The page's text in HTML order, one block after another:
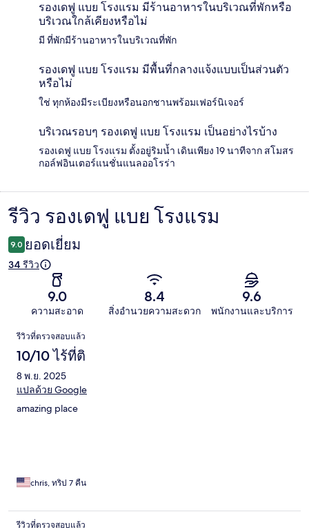
รองเดฟู แบย โรงแรม มีร้านอาหารในบริเวณที่พักหรือ
บริเวณใกล้เคียงหรือไม่
มี ที่พักมีร้านอาหารในบริเวณที่พัก
รองเดฟู แบย โรงแรม มีพื้นที่กลางแจ้งแบบเป็นส่วนตัว
หรือไม่
ใช่ ทุกห้องมีระเบียงหรือนอกชานพร้อมเฟอร์นิเจอร์
บริเวณรอบๆ รองเดฟู แบย โรงแรม เป็นอย่างไรบ้าง
รองเดฟู แบย โรงแรม ตั้งอยู่ริมน้ำ เดินเพียง 19 นาทีจาก สโมสร
กอล์ฟอินเตอร์แนชั่นแนลออโรร่า
รีวิว
รีวิว รองเดฟู แบย โรงแรม
9.0 ยอดเยี่ยม
34 รีวิว
9.0
ความสะอาด
8.4
สิ่งอำนวยความสะดวก
9.6
พนักงานและบริการ
รีวิว
รีวิวที่ตรวจสอบแล้ว
10/10 ไร้ที่ติ
8 พ.ย. 2025
แปลด้วย Google
amazing place
chris, ทริป 7 คืน
รีวิวที่ตรวจสอบแล้ว